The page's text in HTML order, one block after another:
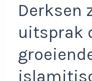
Derksen
uitsprak